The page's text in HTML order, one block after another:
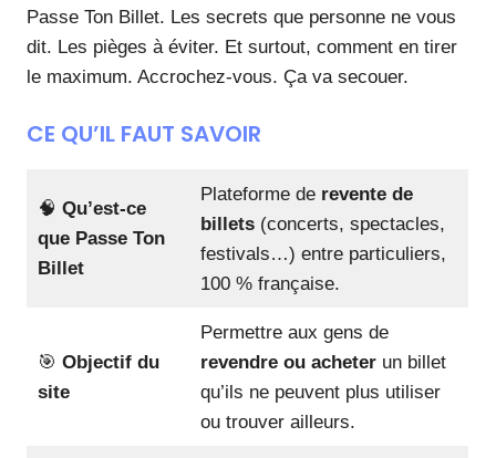
Passe Ton Billet. Les secrets que personne ne vous
dit. Les pièges à éviter. Et surtout, comment en tirer
le maximum. Accrochez-vous. Ça va secouer.
CE QU’IL FAUT SAVOIR
🧠 Qu’est-ce
que Passe Ton
Billet
Plateforme de revente de
billets(concerts, spectacles,
festivals…) entre particuliers,
100 % française.
🎯 Objectif du
site
Permettre aux gens de
revendre ou acheterun billet
qu’ils ne peuvent plus utiliser
ou trouver ailleurs.